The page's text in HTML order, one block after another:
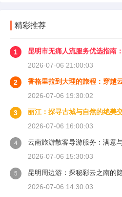
精彩推荐
1
昆明市无痛人流服务优选指南
2026-07-06 21:00:03
2
香格里拉到大理的旅程：穿越
2026-07-06 19:30:02
3
丽江：探寻古城与自然的绝美
2026-07-06 16:00:03
4
云南旅游散客导游服务：满意
2026-07-06 15:30:03
5
昆明周边游：探秘彩云之南的
2026-07-06 14:30:03